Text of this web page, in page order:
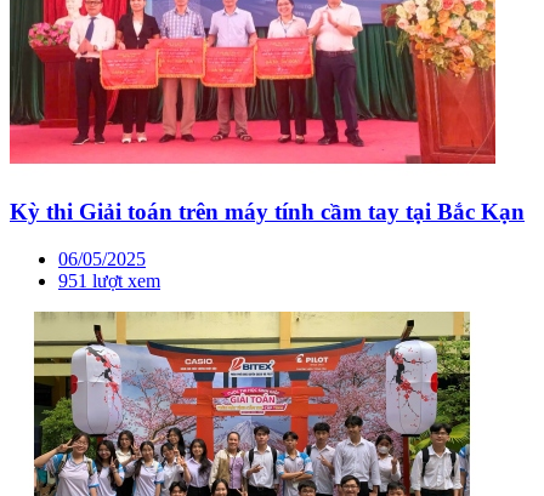
Kỳ thi Giải toán trên máy tính cầm tay tại Bắc Kạn
06/05/2025
951 lượt xem